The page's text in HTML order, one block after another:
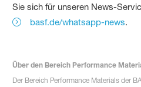
Sie sich für unseren News-
basf.de/whatsapp-news.
Über den Bereich Performance
Der Bereich Performance Materials der